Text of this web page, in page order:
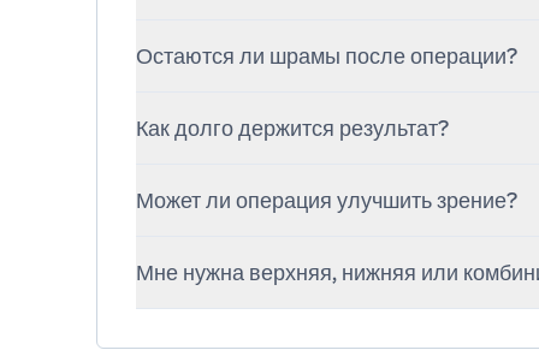
чувство натяжения. Боль хорошо
Остаются ли шрамы после операции?
поэтому шрамы практически
Как долго держится результат?
повторная операция не требуется.
Может ли операция улучшить зрение?
устранить это и тем самым улучшить
Мне нужна верхняя, нижняя или